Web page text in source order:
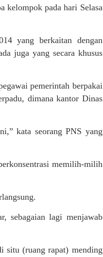
kelompok pada hari Selasa
yang berkaitan dengan
juga yang secara khusus
pemerintah berpakai
dimana kantor Dinas
kata seorang PNS yang
memilih-milih
sebagaian lagi menjawab
situ (ruang rapat) mending